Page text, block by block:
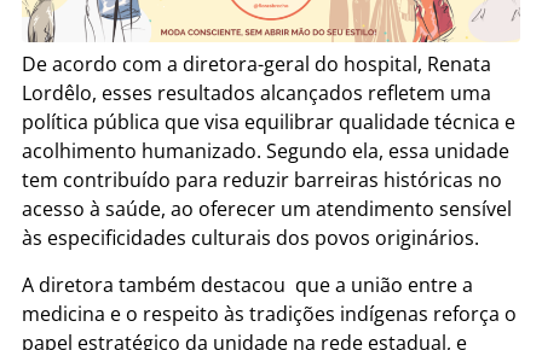
De acordo com a diretora-geral do hospital, Renata
Lordêlo, esses resultados alcançados refletem uma
política pública que visa equilibrar qualidade técnica e
acolhimento humanizado. Segundo ela, essa unidade
tem contribuído para reduzir barreiras históricas no
acesso à saúde, ao oferecer um atendimento sensível
às especificidades culturais dos povos originários.
A diretora também destacou que a união entre a
medicina e o respeito às tradições indígenas reforça o
papel estratégico da unidade na rede estadual, e